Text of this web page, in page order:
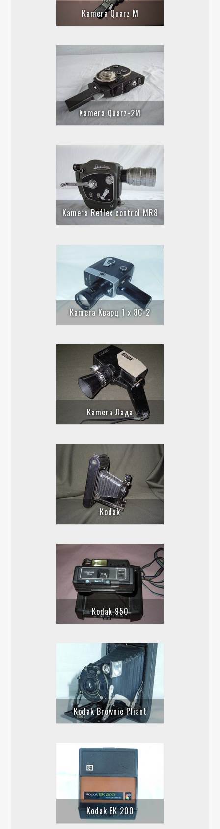
Kamera Quarz M
Kamera Quarz-2M
Kamera Reflex control MR8
Kamera Кварц 1 x 8C-2
Kamera Лада
Kodak
Kodak 950
Kodak Brownie Pliant
Kodak EK 200